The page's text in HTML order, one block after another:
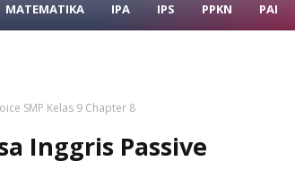
MATEMATIKA IPA IPS PPKN PAI
SMP Kelas 9 Chapter 8
Inggris Passive